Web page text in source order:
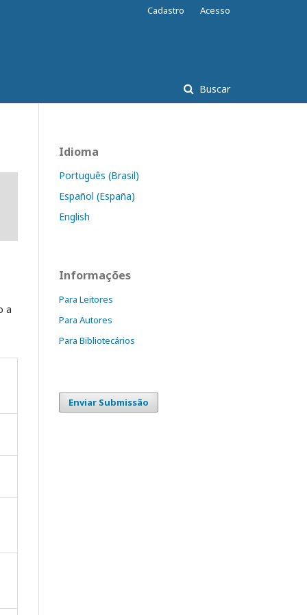
Buscar
Cadastro Acesso
a
Idioma
Português (Brasil)
Español (España)
English
Informações
Para Leitores
Para Autores
Para Bibliotecários
Enviar Submissão